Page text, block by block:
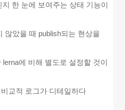
한 눈에 보여주는 상태 기능이
않았을 때 publish되는 현상을
에 비해 별도로 설정할 것이
교적 로그가 디테일하다